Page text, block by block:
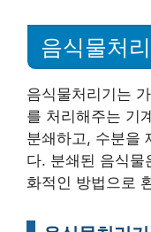
음식물처
음식물처리기는
를 처리해주는 기
분쇄하고, 수분을
다. 분쇄된 음식물
화적인 방법으로